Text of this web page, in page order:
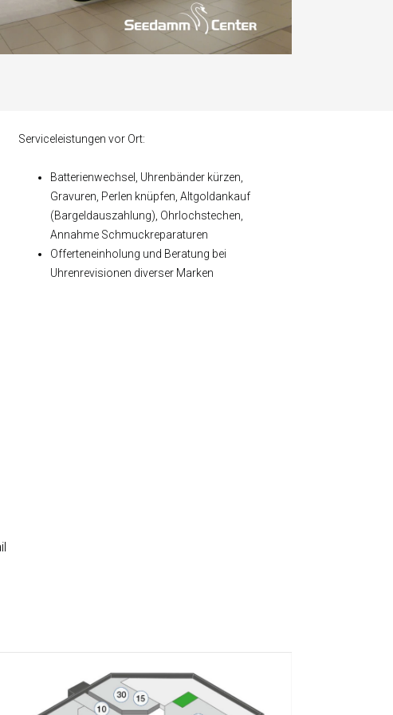
Serviceleistungen vor Ort:
Batterienwechsel, Uhrenbänder kürzen,
Gravuren, Perlen knüpfen, Altgoldankauf
(Bargeldauszahlung), Ohrlochstechen,
Annahme Schmuckreparaturen
Offerteneinholung und Beratung bei
Uhrenrevisionen diverser Marken